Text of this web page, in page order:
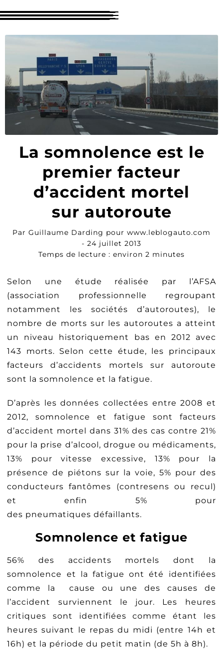
La somnolence est le
premier facteur
d’accident mortel
sur autoroute
Par Guillaume Darding pour www.leblogauto.com
- 24 juillet 2013
Temps de lecture : environ 2 minutes
Selon une étude réalisée par l’AFSA
(association professionnelle regroupant
notamment les sociétés d’autoroutes), le
nombre de morts sur les autoroutes a atteint
un niveau historiquement bas en 2012 avec
143 morts. Selon cette étude, les principaux
facteurs d’accidents mortels sur autoroute
sont la somnolence et la fatigue.
D’après les données collectées entre 2008 et
2012, somnolence et fatigue sont facteurs
d’accident mortel dans 31% des cas contre 21%
pour la prise d’alcool, drogue ou médicaments,
13% pour vitesse excessive, 13% pour la
présence de piétons sur la voie, 5% pour des
conducteurs fantômes (contresens ou recul)
et enfin 5% pour
des pneumatiques défaillants.
Somnolence et fatigue
56% des accidents mortels dont la
somnolence et la fatigue ont été identifiées
comme la cause ou une des causes de
l’accident surviennent le jour. Les heures
critiques sont identifiées comme étant les
heures suivant le repas du midi (entre 14h et
16h) et la période du petit matin (de 5h à 8h).